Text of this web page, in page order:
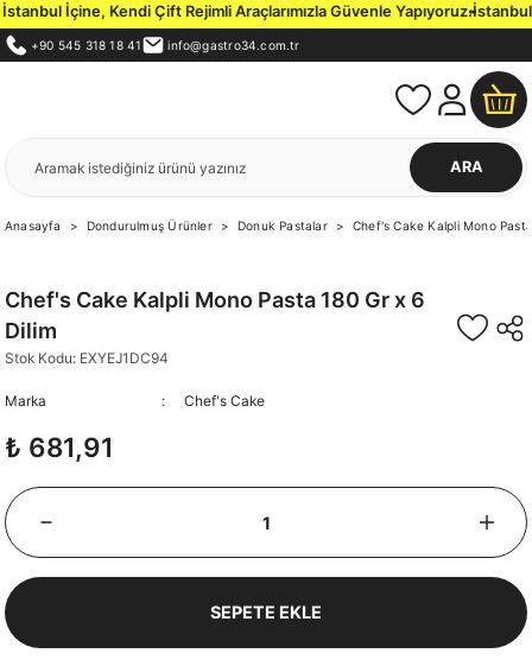
İçine, Kendi Çift Rejimli Araçlarımızla Güvenle Yapıyoruz.İstanbul
+90 545 318 18 41 info@gastro34.com.tr
ARA
Anasayfa Dondurulmuş Ürünler Donuk Pastalar Chef's Cake Kalpli Mono
Chef's Cake Kalpli Mono Pasta 180 Gr x 6
Dilim
Stok Kodu: EXYEJ1DC94
Marka Chef's Cake
₺ 681,91
SEPETE EKLE